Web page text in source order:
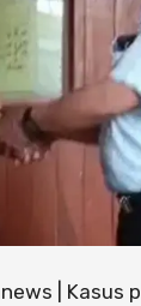
| Kasus